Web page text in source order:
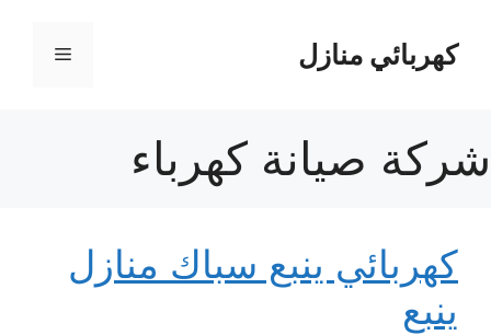
المحتوىكهربائي منازل القائمة
شركة صيانة كهرباء
كهربائي ينبع سباك منازل
ينبع